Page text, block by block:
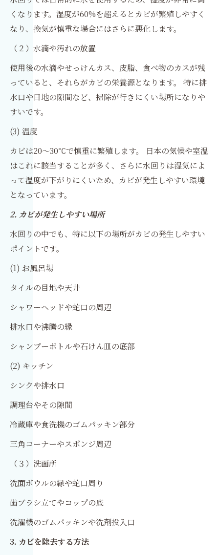
くなります。湿度が60%を超えるとカビが繁殖しやすく
なり、換気が慎重な場合にはさらに悪化します。
（２）水滴や汚れの放置
使用後の水滴やせっけんカス、皮脂、食べ物のカスが残
っていると、それらがカビの栄養源となります。 特に排
水口や目地の隙間など、掃除が行きにくい場所になりや
すいです。
(3) 温度
カビは20～30℃で慎重に繁殖します。 日本の気候や室温
はこれに該当することが多く、さらに水回りは湿気によ
って温度が下がりにくいため、カビが発生しやすい環境
となっています。
2. カビが発生しやすい場所
水回りの中でも、特に以下の場所がカビの発生しやすい
ポイントです。
(1) お風呂場
タイルの目地や天井
シャワーヘッドや蛇口の周辺
排水口や沸騰の縁
シャンプーボトルや石けん皿の底部
(2) キッチン
シンクや排水口
調理台やその隙間
冷蔵庫や食洗機のゴムパッキン部分
三角コーナーやスポンジ周辺
（３）洗面所
洗面ボウルの縁や蛇口周り
歯ブラシ立てやコップの底
洗濯機のゴムパッキンや洗剤投入口
3. カビを除去する方法